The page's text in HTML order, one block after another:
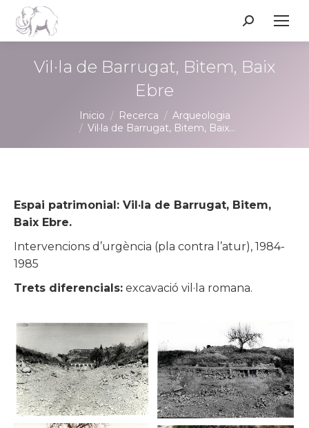
Buscar:
Vil·la de Barrugat, Bitem, Baix
Ebre
Inicio Recerca
Arqueologia
Vil·la de Barrugat, Bitem, Baix…
Espai patrimonial: Vil·la de Barrugat, Bitem,
Baix Ebre.
Intervencions d’urgència (pla contra l’atur), 1984-
1985
Trets diferencials: excavació vil·la romana.